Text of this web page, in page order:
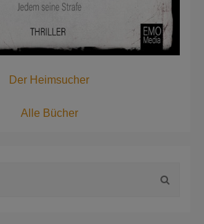
Der Heimsucher
Alle Bücher